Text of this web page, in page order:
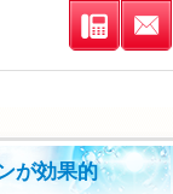
が効果的
連絡先